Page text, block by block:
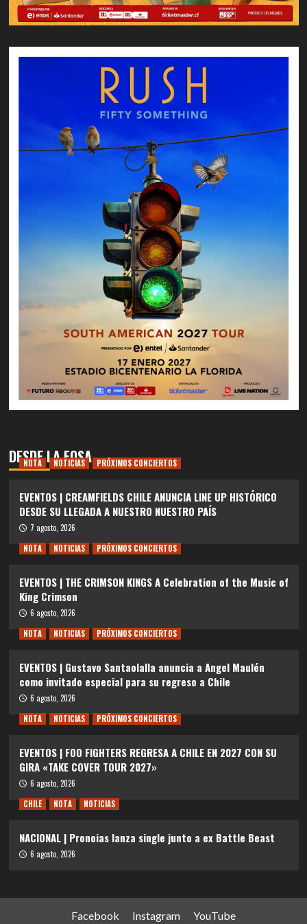
DESDE LA FOSA
NOTA NOTICIAS PRÓXIMOS CONCIERTOS
EVENTOS | CREAMFIELDS CHILE ANUNCIA LINE UP HISTÓRICO
DESDE SU LLEGADA A NUESTRO NUESTRO PAÍS
7 agosto, 2026
NOTA
NOTICIAS PRÓXIMOS CONCIERTOS
EVENTOS | THE CRIMSON KINGS A Celebration of the Music of
King Crimson
6 agosto, 2026
NOTA
NOTICIAS PRÓXIMOS CONCIERTOS
EVENTOS | Gustavo Santaolalla anuncia a Angel Maulén
como invitado especial para su regreso a Chile
6 agosto, 2026
NOTA
NOTICIAS PRÓXIMOS CONCIERTOS
EVENTOS | FOO FIGHTERS REGRESA A CHILE EN 2027 CON SU
GIRA «TAKE COVER TOUR 2027»
6 agosto, 2026
CHILE
NOTA NOTICIAS
NACIONAL | Pronoias lanza single junto a ex Battle Beast
6 agosto, 2026
Facebook Instagram YouTube